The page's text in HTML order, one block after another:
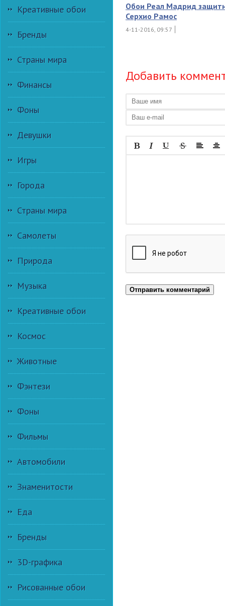
Креативные обои
Бренды
Страны мира
Финансы
Фоны
Девушки
Игры
Города
Страны мира
Самолеты
Природа
Музыка
Креативные обои
Космос
Животные
Фэнтези
Фоны
Фильмы
Автомобили
Знаменитости
Еда
Бренды
3D-графика
Рисованные обои
Обои Реал Мадрид
Серхио Рамос
4-11-2016, 09:57
Добавить
Отправить комментарий